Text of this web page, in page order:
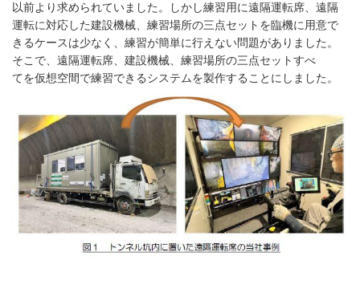
以前より求められていました。しかし練習用に遠隔運転席、遠隔
運転に対応した建設機械、練習場所の三点セットを臨機に用意で
きるケースは少なく、練習が簡単に行えない問題がありました。
そこで、遠隔運転席、建設機械、練習場所の三点セットすべ
てを仮想空間で練習できるシステムを製作することにしました。